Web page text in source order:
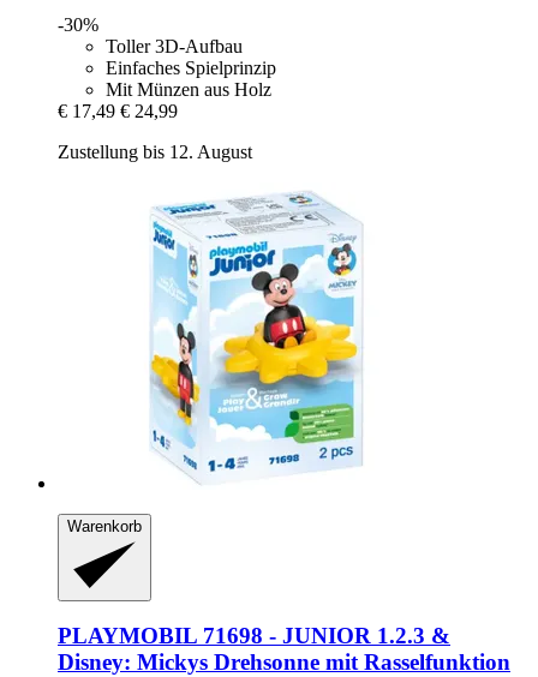
-30%
Toller 3D-Aufbau
Einfaches Spielprinzip
Mit Münzen aus Holz
€ 17,49 € 24,99
Zustellung bis 12. August
Warenkorb
PLAYMOBIL 71698 -​ JUNIOR 1.2.3 &
Disney: Mickys Drehsonne mit Rasselfunktion